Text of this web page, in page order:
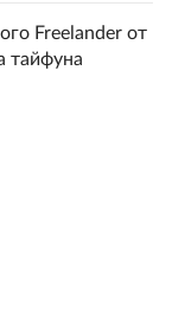
Freelander от
тайфуна